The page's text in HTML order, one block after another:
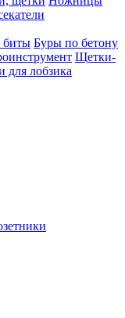
биты Буры по бетону
Щетки-
для лобзика